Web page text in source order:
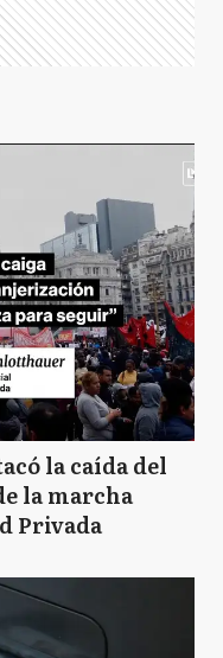
la caída del
la marcha
Privada